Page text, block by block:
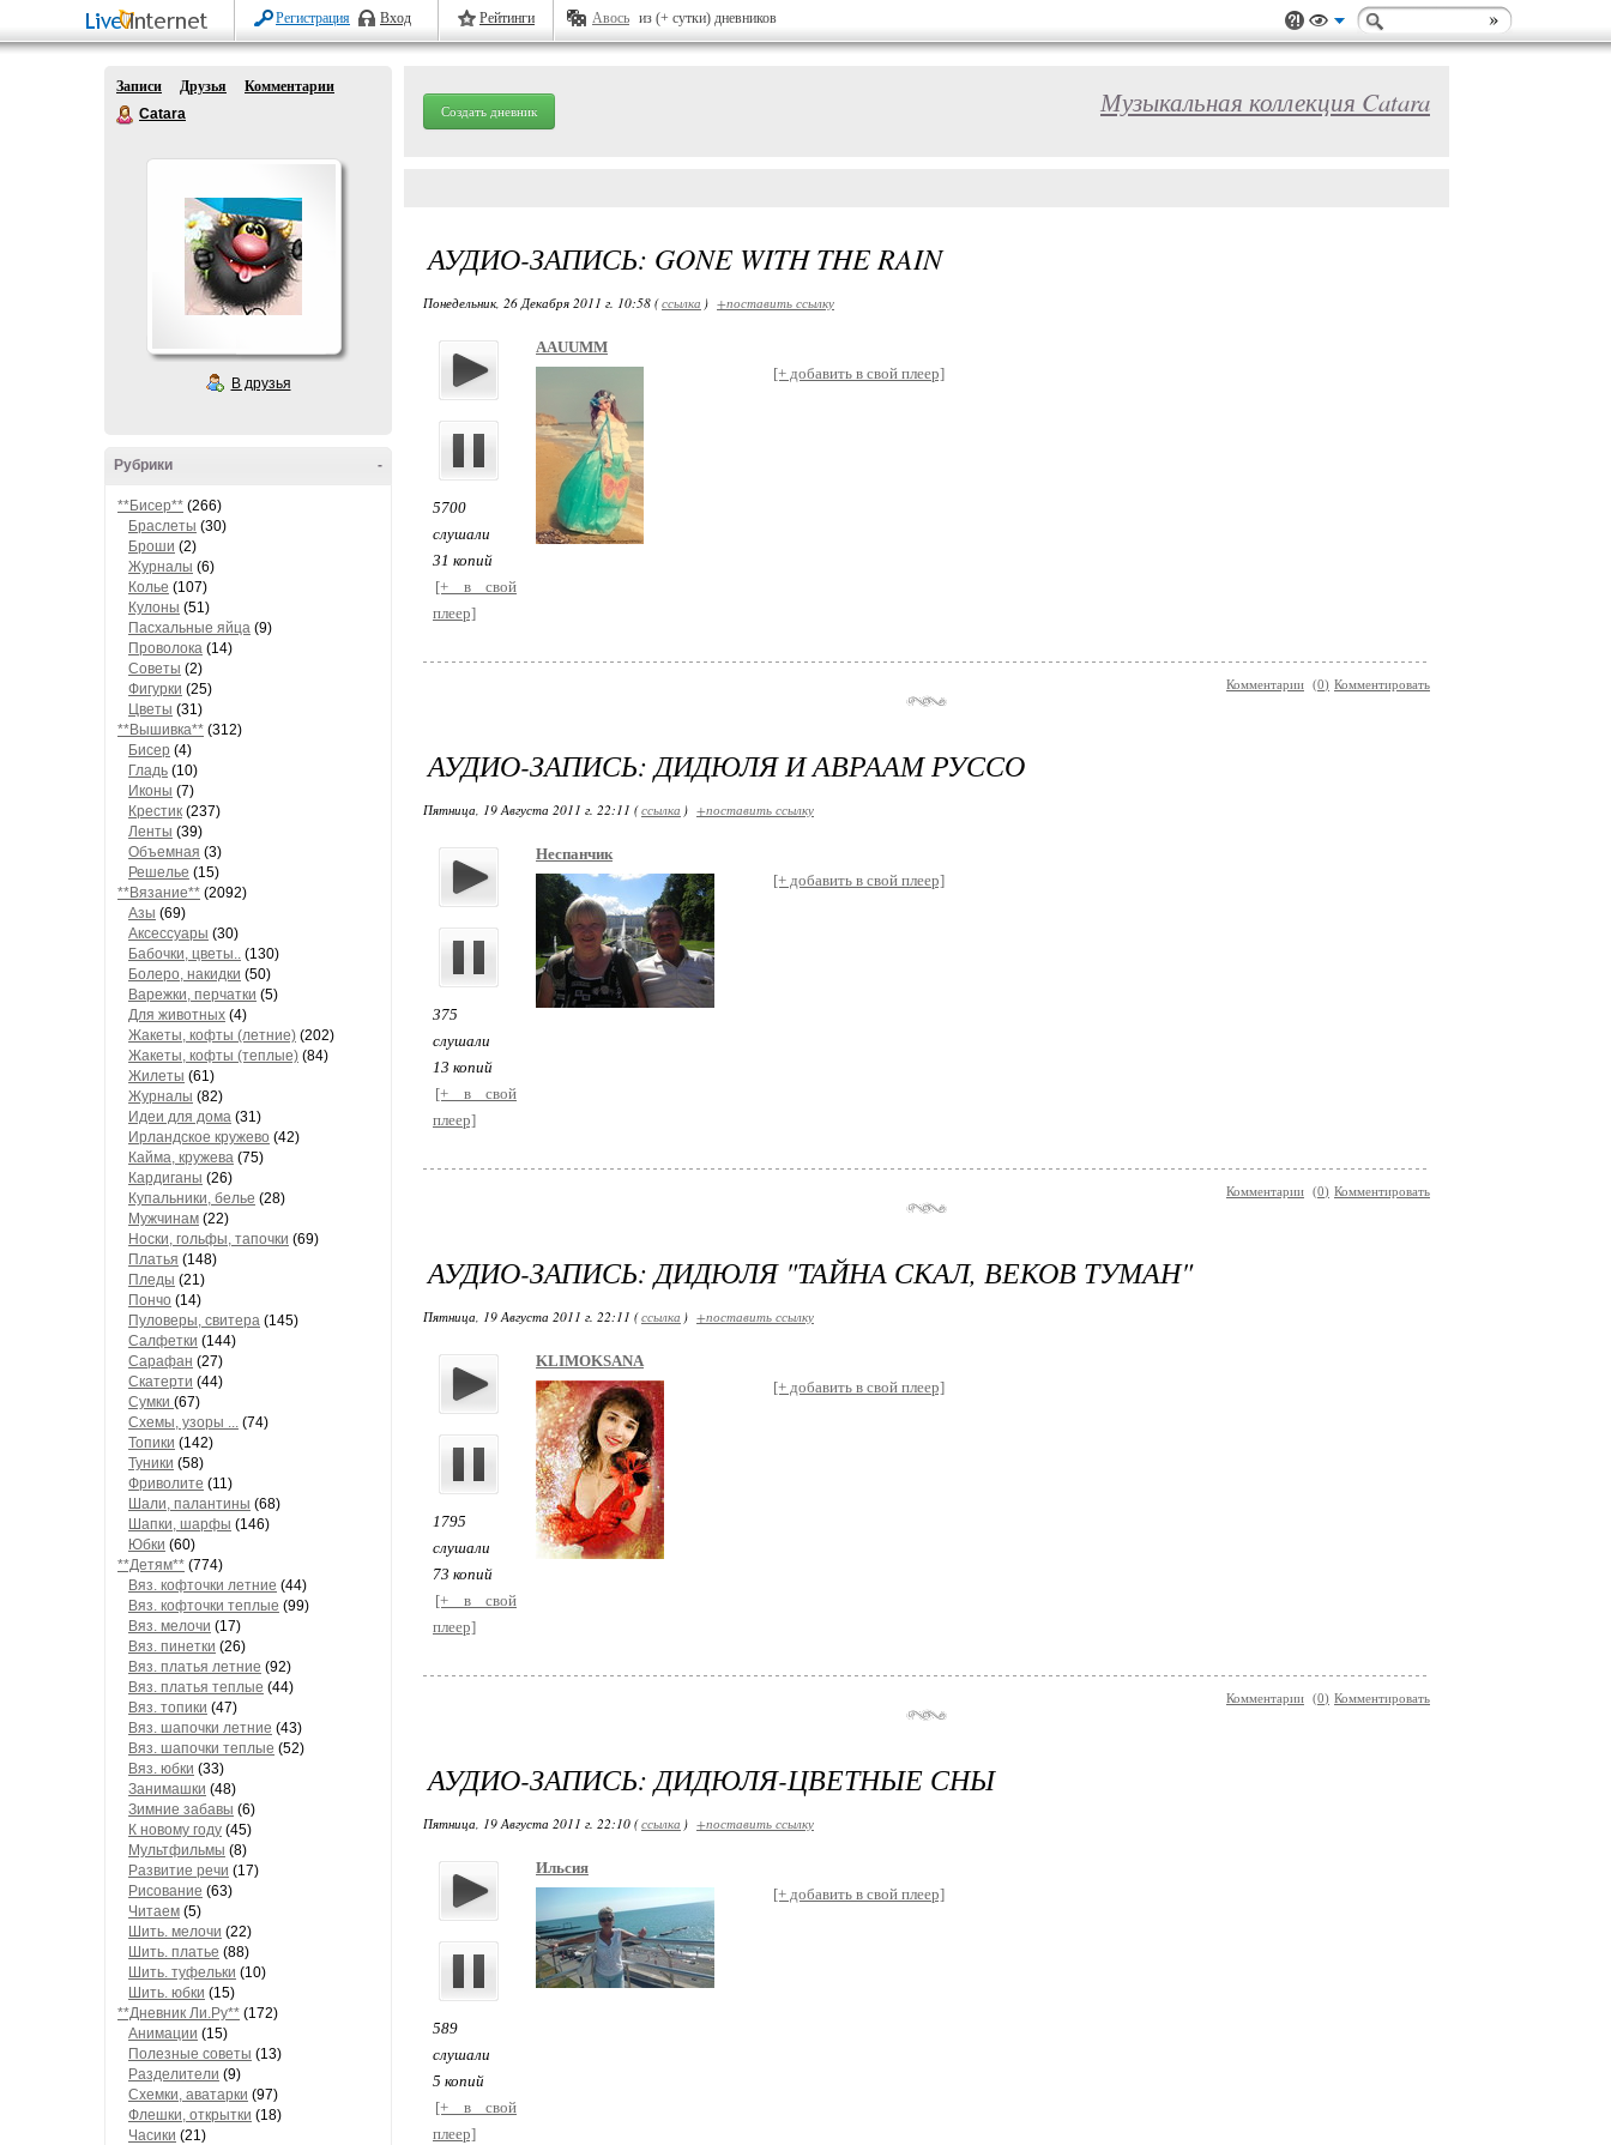
Регистрация Вход Рейтинги Авось из (+ сутки) дневников
Записи Друзья
Комментарии
Catara
В друзья
-
Рубрики
**Бисер** (266)
Браслеты (30)
Броши (2)
Журналы (6)
Колье (107)
Кулоны (51)
Пасхальные яйца (9)
Проволока (14)
Советы (2)
Фигурки (25)
Цветы (31)
**Вышивка** (312)
Бисер (4)
Гладь (10)
Иконы (7)
Крестик (237)
Ленты (39)
Объемная (3)
Решелье (15)
**Вязание** (2092)
Азы (69)
Аксессуары (30)
Бабочки, цветы.. (130)
Болеро, накидки (50)
Варежки, перчатки (5)
Для животных (4)
Жакеты, кофты (летние) (202)
Жакеты, кофты (теплые) (84)
Жилеты (61)
Журналы (82)
Идеи для дома (31)
Ирландское кружево (42)
Кайма, кружева (75)
Кардиганы (26)
Купальники, белье (28)
Мужчинам (22)
Носки, гольфы, тапочки (69)
Платья (148)
Пледы (21)
Пончо (14)
Пуловеры, свитера (145)
Салфетки (144)
Сарафан (27)
Скатерти (44)
Сумки (67)
Схемы, узоры ... (74)
Топики (142)
Туники (58)
Фриволите (11)
Шали, палантины (68)
Шапки, шарфы (146)
Юбки (60)
**Детям** (774)
Вяз. кофточки летние (44)
Вяз. кофточки теплые (99)
Вяз. мелочи (17)
Вяз. пинетки (26)
Вяз. платья летние (92)
Вяз. платья теплые (44)
Вяз. топики (47)
Вяз. шапочки летние (43)
Вяз. шапочки теплые (52)
Вяз. юбки (33)
Занимашки (48)
Зимние забавы (6)
К новому году (45)
Мультфильмы (8)
Развитие речи (17)
Рисование (63)
Читаем (5)
Шить. мелочи (22)
Шить. платье (88)
Шить. туфельки (10)
Шить. юбки (15)
**Дневник Ли.Ру** (172)
Анимации (15)
Полезные советы (13)
Разделители (9)
Схемки, аватарки (97)
Флешки, открытки (18)
Часики (21)
Создать дневник Музыкальная коллекция Catara
АУДИО-ЗАПИСЬ: GONE WITH THE RAIN
Понедельник, 26 Декабря 2011 г. 10:58 (ссылка ) +поставить ссылку
5700
слушали
31 копий
[+ в свой
плеер]
AAUUMM
[+ добавить в свой плеер]
Комментарии (0) Комментировать
АУДИО-ЗАПИСЬ: ДИДЮЛЯ И АВРААМ РУССО
Пятница, 19 Августа 2011 г. 22:11 (ссылка ) +поставить ссылку
375
слушали
13 копий
[+ в свой
плеер]
Неспанчик
[+ добавить в свой плеер]
Комментарии (0) Комментировать
АУДИО-ЗАПИСЬ: ДИДЮЛЯ "ТАЙНА СКАЛ, ВЕКОВ ТУМАН"
Пятница, 19 Августа 2011 г. 22:11 (ссылка ) +поставить ссылку
1795
слушали
73 копий
[+ в свой
плеер]
KLIMOKSANA
[+ добавить в свой плеер]
Комментарии (0) Комментировать
АУДИО-ЗАПИСЬ: ДИДЮЛЯ-ЦВЕТНЫЕ СНЫ
Пятница, 19 Августа 2011 г. 22:10 (ссылка ) +поставить ссылку
589
слушали
5 копий
[+ в свой
плеер]
Ильсия
[+ добавить в свой плеер]